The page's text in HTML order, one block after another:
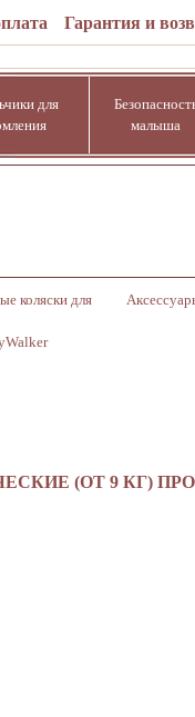
Гарантия и
для
малыша
коляски для
(ОТ 9 КГ)